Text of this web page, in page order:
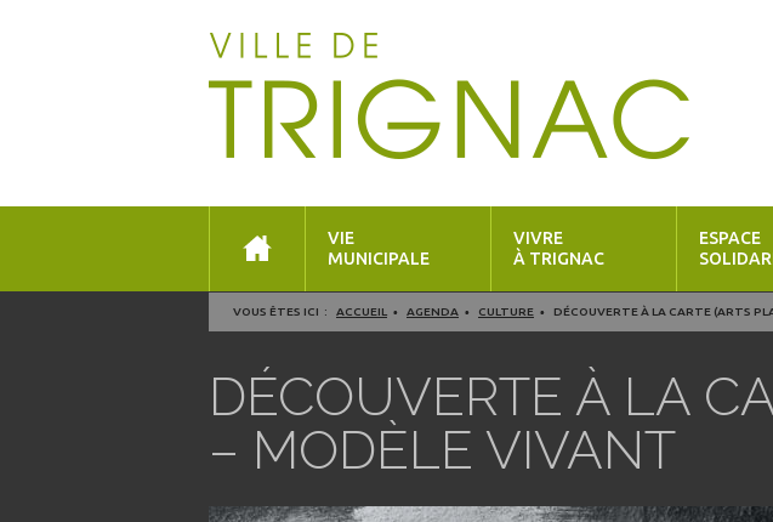
VIE
MUNICIPALE
VIVRE
À TRIGNAC
ESPACE
VOUS ÊTES ICI : ACCUEIL AGENDA CULTURE DÉCOUVERTE À LA CARTE (ARTS
DÉCOUVERTE À LA
– MODÈLE VIVANT